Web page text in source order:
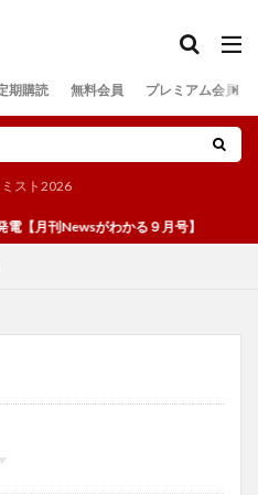
期購読 無料会員 プレミアム会員
スト2026
【月刊Newsがわかる９月号】
索